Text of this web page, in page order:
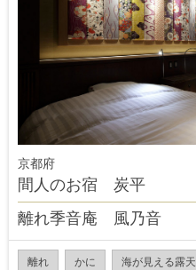
京都府
間人のお宿 炭平
離れ季音庵 風乃音
離れ かに 海が見える露天